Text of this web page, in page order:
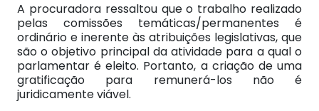
A procuradora ressaltou que o trabalho realizado
pelas comissões temáticas/permanentes é
ordinário e inerente às atribuições legislativas, que
são o objetivo principal da atividade para a qual o
parlamentar é eleito. Portanto, a criação de uma
gratificação para remunerá-los não é
juridicamente viável.